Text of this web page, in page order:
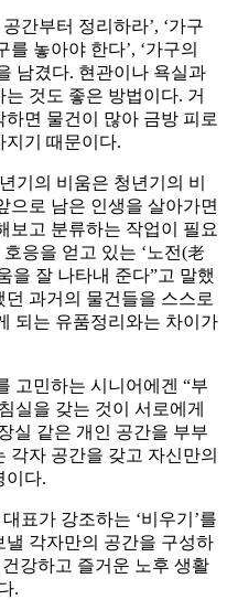
간부터 정리하라’, ‘가구
놓아야 한다’, ‘가구의
남겼다. 현관이나 욕실과
것도 좋은 방법이다. 거
면 물건이 많아 금방 피로
지기 때문이다.
기의 비움은 청년기의 비
으로 남은 인생을 살아가면
보고 분류하는 작업이 필요
응을 얻고 있는 ‘노전(老
을 잘 나타내 준다”고 말했
과거의 물건들을 스스로
되는 유품정리와는 차이가
고민하는 시니어에겐 “부
실을 갖는 것이 서로에게
실 같은 개인 공간을 부부
각자 공간을 갖고 자신만의
이다.
표가 강조하는 ‘비우기’를
각자만의 공간을 구성하
강하고 즐거운 노후 생활
.